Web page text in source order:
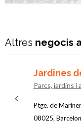
Altres negocis
Jardines
Parcs, jardins i
Ptge. de
08025,
Previous